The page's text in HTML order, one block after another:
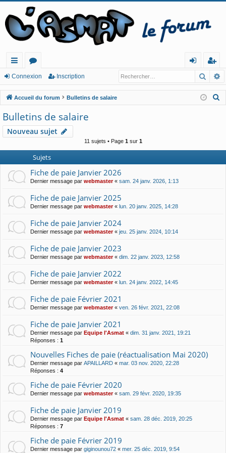
ac
co
ur
cis
or
u
m
s
n
ne
ns
cri
pt
Connexion Inscription
Accueil du forum Bulletins de salaire
c
Bulletins de salaire
Nouveau sujet
11 sujets • Page 1sur 1
Sujets
Fiche de paie Janvier 2026
Dernier message par webmaster« sam. 24 janv. 2026, 1:13
Fiche de paie Janvier 2025
Dernier message par webmaster« lun. 20 janv. 2025, 14:28
Fiche de paie Janvier 2024
Dernier message par webmaster« jeu. 25 janv. 2024, 10:14
Fiche de paie Janvier 2023
Dernier message par webmaster« dim. 22 janv. 2023, 12:58
Fiche de paie Janvier 2022
Dernier message par webmaster« lun. 24 janv. 2022, 14:45
Fiche de paie Février 2021
Dernier message par webmaster« ven. 26 févr. 2021, 22:08
Fiche de paie Janvier 2021
Dernier message par Equipe l'Asmat « dim. 31 janv. 2021, 19:21
Réponses : 1
Nouvelles Fiches de paie (réactualisation Mai 2020)
Dernier message par APAILLARD « mar. 03 nov. 2020, 22:28
Réponses : 4
Fiche de paie Février 2020
Dernier message par webmaster« sam. 29 févr. 2020, 19:35
Fiche de paie Janvier 2019
Dernier message par Equipe l'Asmat « sam. 28 déc. 2019, 20:25
Réponses : 7
Fiche de paie Février 2019
Dernier message par giginounou72 « mer. 25 déc. 2019, 9:54